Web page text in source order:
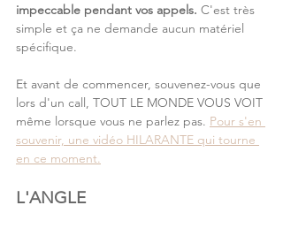
impeccable pendant vos appels. C'est très
simple et ça ne demande aucun matériel
spécifique.
Et avant de commencer, souvenez-vous que
lors d'un call, TOUT LE MONDE VOUS VOIT
même lorsque vous ne parlez pas. Pour s'en
souvenir, une vidéo HILARANTE qui tourne
en ce moment.
L'ANGLE